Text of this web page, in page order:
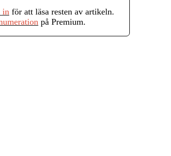
in för att läsa resten av artikeln.
på Premium.